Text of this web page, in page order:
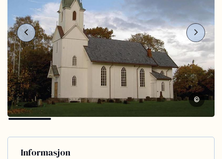
©
Informasjon